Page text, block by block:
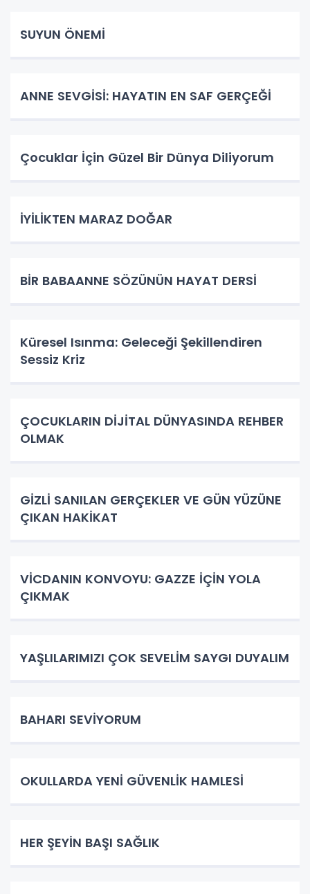
SUYUN ÖNEMİ
ANNE SEVGİSİ: HAYATIN EN SAF GERÇEĞİ
Çocuklar İçin Güzel Bir Dünya Diliyorum
İYİLİKTEN MARAZ DOĞAR
BİR BABAANNE SÖZÜNÜN HAYAT DERSİ
Küresel Isınma: Geleceği Şekillendiren
Sessiz Kriz
ÇOCUKLARIN DİJİTAL DÜNYASINDA REHBER
OLMAK
GİZLİ SANILAN GERÇEKLER VE GÜN YÜZÜNE
ÇIKAN HAKİKAT
VİCDANIN KONVOYU: GAZZE İÇİN YOLA
ÇIKMAK
YAŞLILARIMIZI ÇOK SEVELİM SAYGI DUYALIM
BAHARI SEVİYORUM
OKULLARDA YENİ GÜVENLİK HAMLESİ
HER ŞEYİN BAŞI SAĞLIK